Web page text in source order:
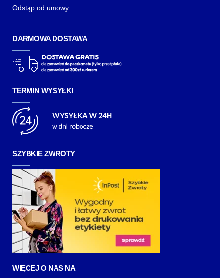
Odstąp od umowy
DARMOWA DOSTAWA
TERMIN WYSYŁKI
SZYBKIE ZWROTY
WIĘCEJ O NAS NA